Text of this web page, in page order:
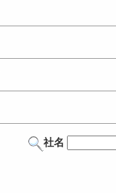
社名